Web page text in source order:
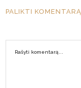
PALIKTI KOMENTARĄ